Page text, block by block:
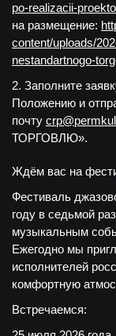
po-realizacii-
на размещение:
content/uploads/
nestandartnogo-
Заполните
Положению и
почту
ТОРГОВЛЮ».
Ждём вас на
Фестиваль
году в седьмой
музыкальным
Ежегодно мы
исполнителей
комфортную
Встречаемся: